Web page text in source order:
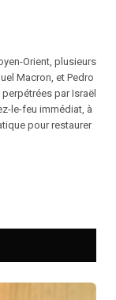
Orient, plusieurs
Macron, et Pedro
par Israël
le-feu immédiat, à
pour restaurer